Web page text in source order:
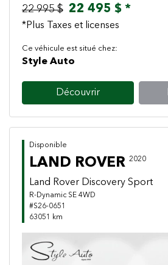
22 995 $ 22 495 $ *
*Plus Taxes et licenses
Ce véhicule est situé chez:
Style Auto
Découvrir
Disponible
LAND ROVER 2020
Land Rover Discovery Sport
R-Dynamic SE 4WD
#S26-0651
63051 km